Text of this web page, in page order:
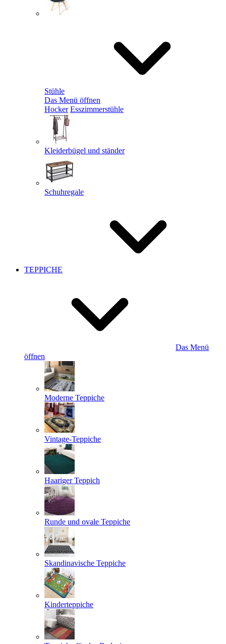
Stühle
Das Menü öffnen
Hocker Esszimmerstühle
Kleiderbügel und ständer
Schuhregale
TEPPICHE
Das Menü
öffnen
Moderne Teppiche
Vintage-Teppiche
Haariger Teppich
Runde und ovale Teppiche
Skandinavische Teppiche
Kinderteppiche